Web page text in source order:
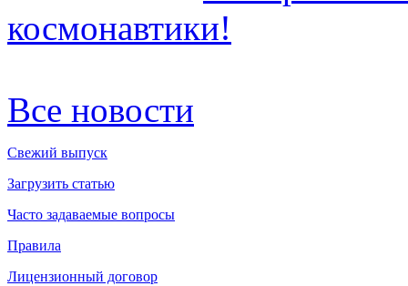
космонавтики!
Все новости
Свежий выпуск
Загрузить статью
Часто задаваемые вопросы
Правила
Лицензионный договор